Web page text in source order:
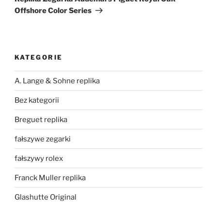
Offshore Color Series
KATEGORIE
A. Lange & Sohne replika
Bez kategorii
Breguet replika
fałszywe zegarki
fałszywy rolex
Franck Muller replika
Glashutte Original